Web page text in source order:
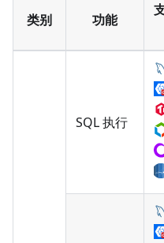
类别 功能
SQL 执行